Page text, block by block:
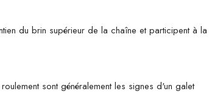
du brin supérieur de la chaîne et participent à la
sont généralement les signes d'un galet